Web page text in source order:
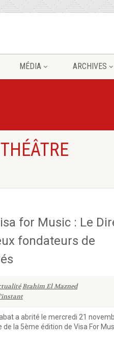
MÉDIA ARCHIVES
for Music : Le
fondateurs de
Brahim El Mazned
a abrité le mercredi 21
la 5ème édition de Visa For